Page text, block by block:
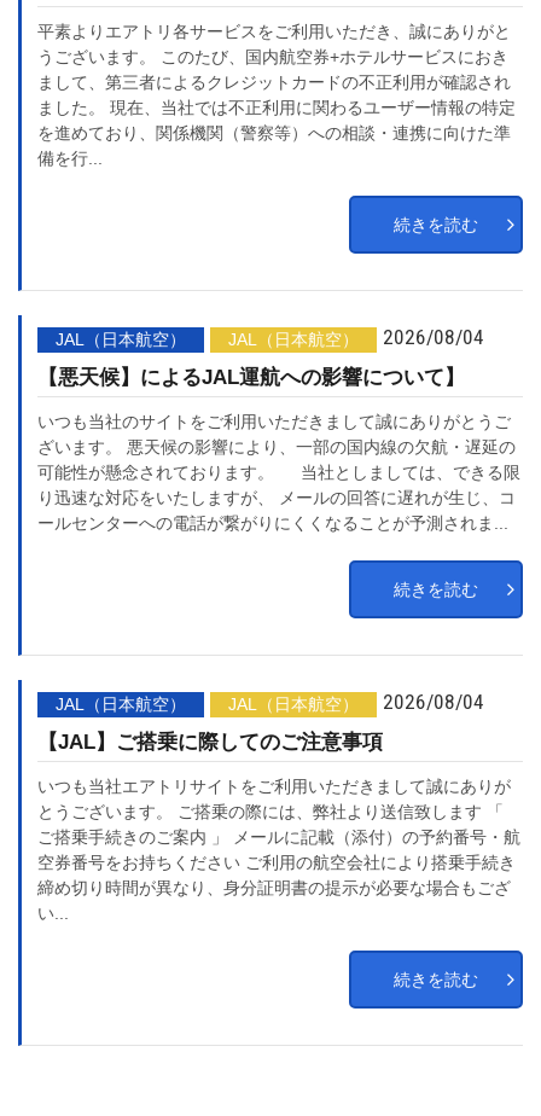
平素よりエアトリ各サービスをご利用いただき、誠にありがと
うございます。 このたび、国内航空券+ホテルサービスにおき
まして、第三者によるクレジットカードの不正利用が確認され
ました。 現在、当社では不正利用に関わるユーザー情報の特定
を進めており、関係機関（警察等）への相談・連携に向けた準
備を行...
続きを読む
JAL（日本航空） JAL（日本航空） 2026/08/04
【悪天候】によるJAL運航への影響について】
いつも当社のサイトをご利用いただきまして誠にありがとうご
ざいます。 悪天候の影響により、一部の国内線の欠航・遅延の
可能性が懸念されております。 当社としましては、できる限
り迅速な対応をいたしますが、 メールの回答に遅れが生じ、コ
ールセンターへの電話が繋がりにくくなることが予測されま...
続きを読む
JAL（日本航空） JAL（日本航空） 2026/08/04
【JAL】ご搭乗に際してのご注意事項
いつも当社エアトリサイトをご利用いただきまして誠にありが
とうございます。 ご搭乗の際には、弊社より送信致します 「
ご搭乗手続きのご案内 」 メールに記載（添付）の予約番号・航
空券番号をお持ちください ご利用の航空会社により搭乗手続き
締め切り時間が異なり、身分証明書の提示が必要な場合もござ
い...
続きを読む